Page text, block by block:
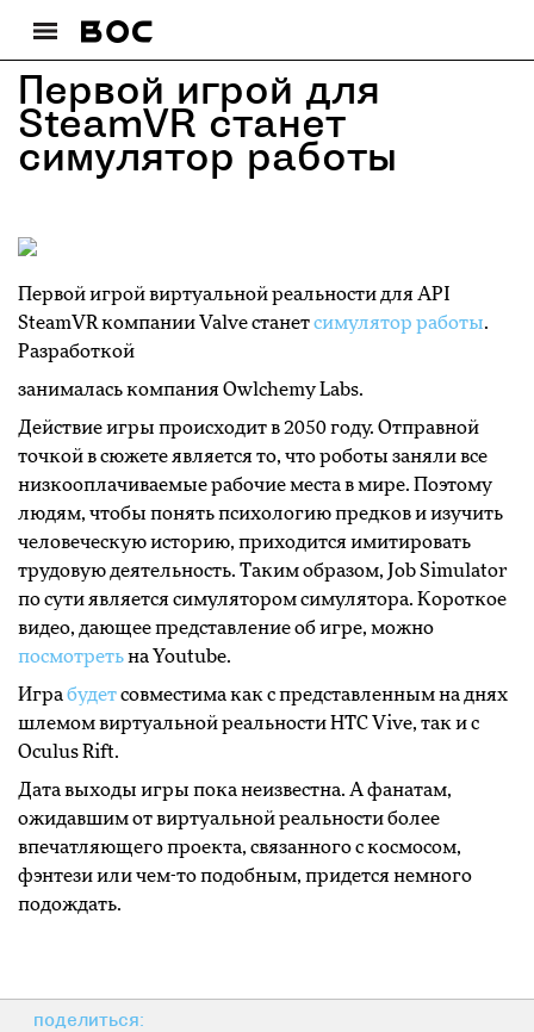
Первой игрой для
SteamVR станет
симулятор работы
Первой игрой виртуальной реальности для API
SteamVR компании Valve станетсимулятор работы.
Разработкой
занималась компания Owlchemy Labs.
Действие игры происходит в 2050 году. Отправной
точкой в сюжете является то, что роботы заняли все
низкооплачиваемые рабочие места в мире. Поэтому
людям, чтобы понять психологию предков и изучить
человеческую историю, приходится имитировать
трудовую деятельность. Таким образом, Job Simulator
по сути является симулятором симулятора. Короткое
видео, дающее представление об игре, можно
посмотретьна Youtube.
Игра будетсовместима как с представленным на днях
шлемом виртуальной реальности HTC Vive, так и с
Oculus Rift.
Дата выходы игры пока неизвестна. А фанатам,
ожидавшим от виртуальной реальности более
впечатляющего проекта, связанного с космосом,
фэнтези или чем-то подобным, придется немного
подождать.
поделиться: